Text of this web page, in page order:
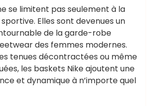
se limitent pas seulement à la
Elles sont devenues un
de la garde-robe
des femmes modernes.
tenues décontractées ou même
les baskets Nike ajoutent une
et dynamique à n’importe quel